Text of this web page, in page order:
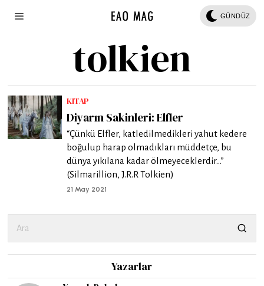
GÜNDÜZ
tolkien
KITAP
Diyarın Sakinleri: Elfler
“Çünkü Elfler, katledilmedikleri yahut kedere
boğulup harap olmadıkları müddetçe, bu
dünya yıkılana kadar ölmeyeceklerdir…”
(Silmarillion, J.R.R Tolkien)
21 May 2021
Yazarlar